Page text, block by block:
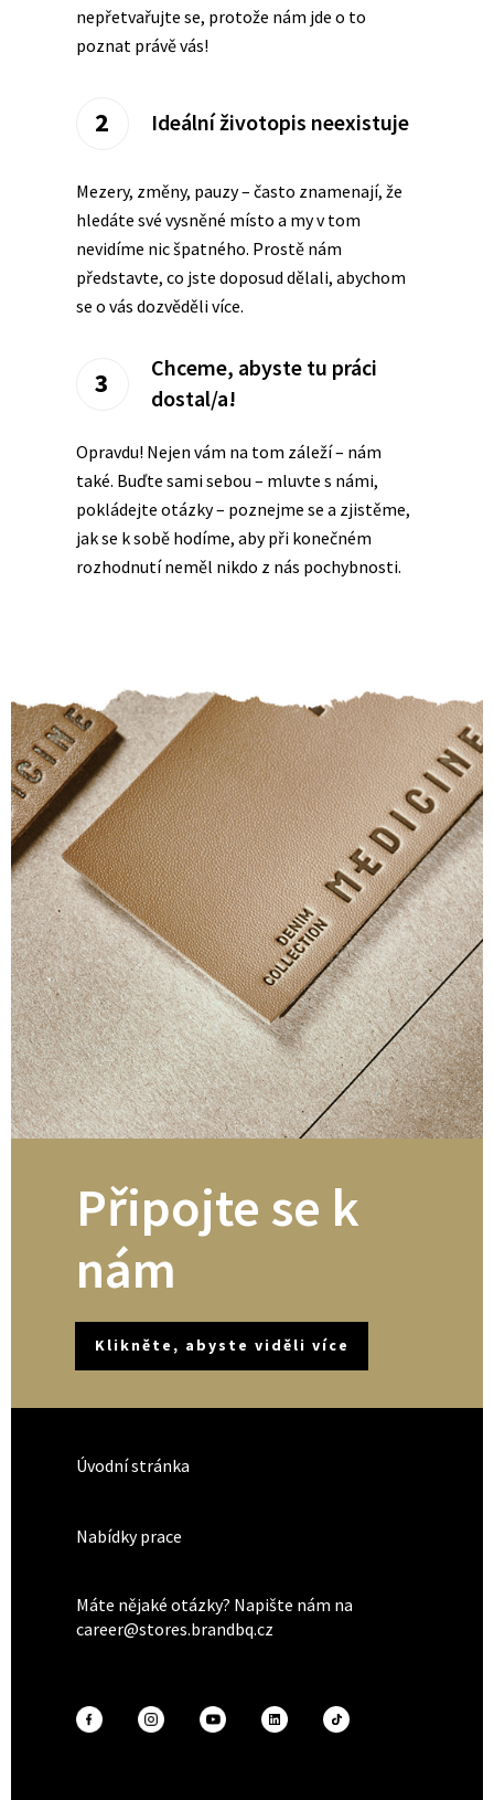
nepřetvařujte se, protože nám jde o to
poznat právě vás!
2 Ideální životopis neexistuje
Mezery, změny, pauzy – často znamenají, že
hledáte své vysněné místo a my v tom
nevidíme nic špatného. Prostě nám
představte, co jste doposud dělali, abychom
se o vás dozvěděli více.
3
Chceme, abyste tu práci
dostal/a!
Opravdu! Nejen vám na tom záleží – nám
také. Buďte sami sebou – mluvte s námi,
pokládejte otázky – poznejme se a zjistěme,
jak se k sobě hodíme, aby při konečném
rozhodnutí neměl nikdo z nás pochybnosti.
Připojte se k
nám
Klikněte, abyste viděli více
Úvodní stránka
Nabídky prace
Máte nějaké otázky? Napište nám na
career@stores.brandbq.cz